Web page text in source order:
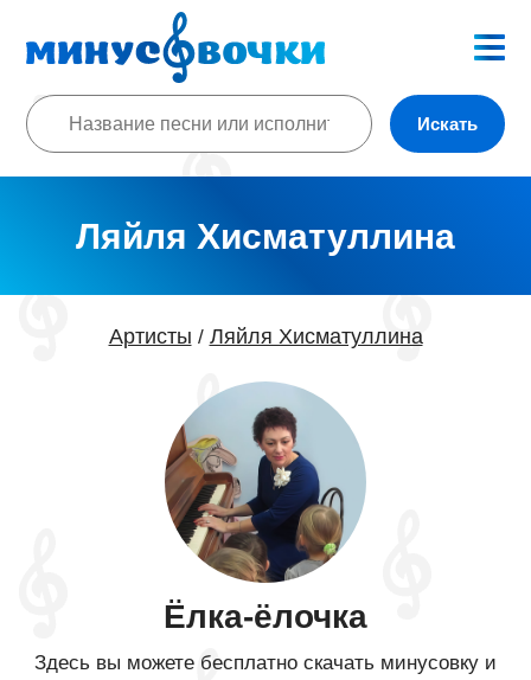
Искать
Ляйля Хисматуллина
Артисты / Ляйля Хисматуллина
Ёлка-ёлочка
Здесь вы можете бесплатно скачать минусовку и